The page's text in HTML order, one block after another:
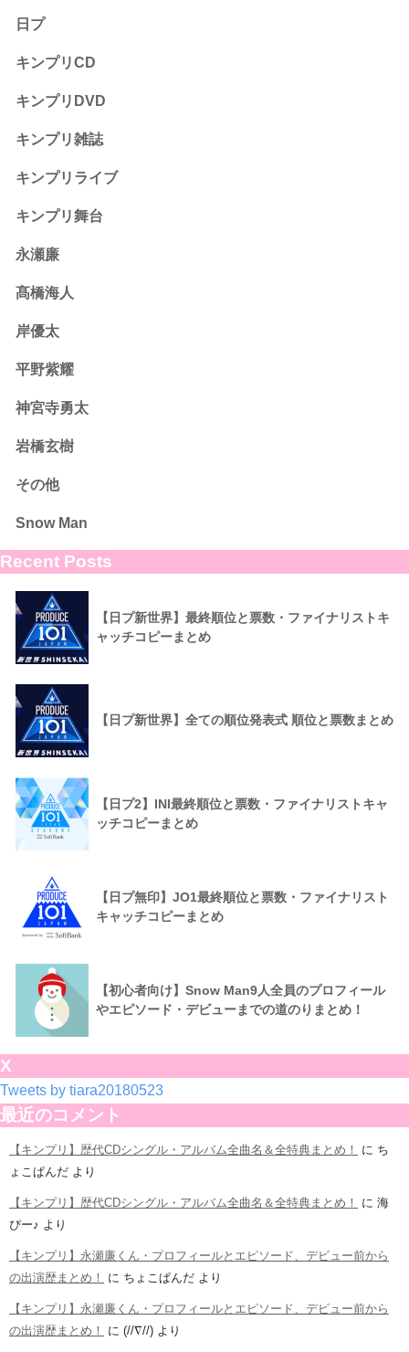
日プ
キンプリCD
キンプリDVD
キンプリ雑誌
キンプリライブ
キンプリ舞台
永瀬廉
髙橋海人
岸優太
平野紫耀
神宮寺勇太
岩橋玄樹
その他
Snow Man
Recent Posts
【日プ新世界】最終順位と票数・ファイナリストキ
ャッチコピーまとめ
【日プ新世界】全ての順位発表式 順位と票数まとめ
【日プ2】INI最終順位と票数・ファイナリストキャ
ッチコピーまとめ
【日プ無印】JO1最終順位と票数・ファイナリスト
キャッチコピーまとめ
【初心者向け】Snow Man9人全員のプロフィール
やエピソード・デビューまでの道のりまとめ！
X
Tweets by tiara20180523
最近のコメント
【キンプリ】歴代CDシングル・アルバム全曲名＆全特典まとめ！ に ち
ょこぱんだ より
【キンプリ】歴代CDシングル・アルバム全曲名＆全特典まとめ！ に 海
ぴー♪ より
【キンプリ】永瀬廉くん・プロフィールとエピソード、デビュー前から
の出演歴まとめ！
に ちょこぱんだ より
【キンプリ】永瀬廉くん・プロフィールとエピソード、デビュー前から
の出演歴まとめ！
に (//∇//) より